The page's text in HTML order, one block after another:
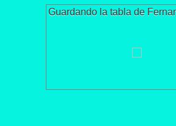
Guardando la tabla de